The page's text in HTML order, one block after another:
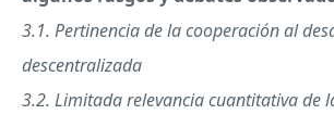
3.1. Pertinencia de la cooperación al
descentralizada
3.2. Limitada relevancia cuantitativa de